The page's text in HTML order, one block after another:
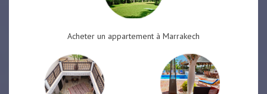
Acheter un appartement à Marrakech